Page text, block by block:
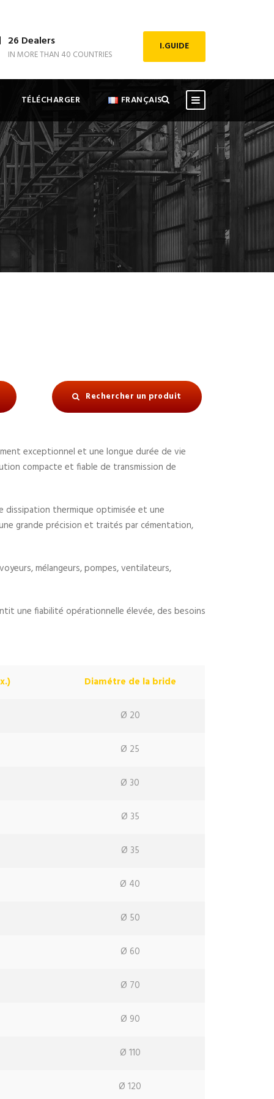
26 Dealers
IN MORE THAN 40 COUNTRIES
I.GUIDE
TÉLÉCHARGER FRANÇAIS
Rechercher un produit
exceptionnel et une longue durée de vie
compacte et fiable de transmission de
dissipation thermique optimisée et une
grande précision et traités par cémentation,
mélangeurs, pompes, ventilateurs,
une fiabilité opérationnelle élevée, des besoins
Diamétre de la bride
Ø 20
Ø 25
Ø 30
Ø 35
Ø 35
Ø 40
Ø 50
Ø 60
Ø 70
Ø 90
Ø 110
Ø 120